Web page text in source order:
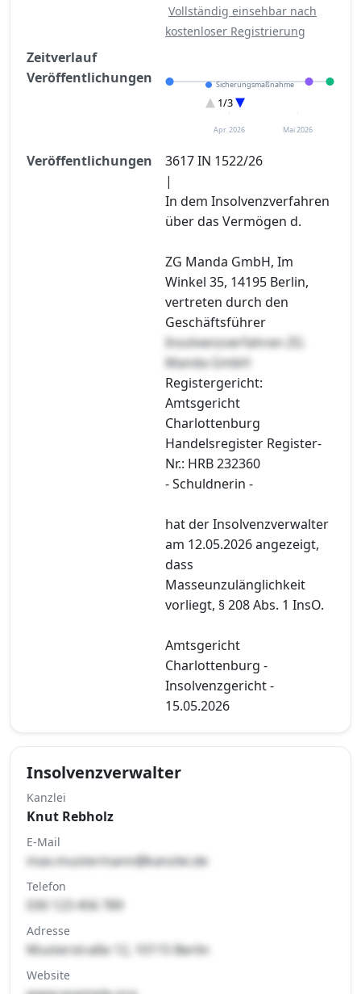
Vollständig einsehbar nach
kostenloser Registrierung
Zeitverlauf
Veröffentlichungen
Sicherungsmaßnahme
Eröffnung
Sonstiges
1/3
Apr. 2026 Mai 2026
Veröffentlichungen
3617 IN 1522/26
|
In dem Insolvenzverfahren
über das Vermögen d.
ZG Manda GmbH, Im
Winkel 35, 14195 Berlin,
vertreten durch den
Geschäftsführer
Insolvenzverfahren ZG
Manda GmbH
Registergericht:
Amtsgericht
Charlottenburg
Handelsregister Register-
Nr.: HRB 232360
- Schuldnerin -
hat der Insolvenzverwalter
am 12.05.2026 angezeigt,
dass
Masseunzulänglichkeit
vorliegt, § 208 Abs. 1 InsO.
Amtsgericht
Charlottenburg -
Insolvenzgericht -
15.05.2026
Insolvenzverwalter
Kanzlei
Knut Rebholz
E-Mail
max.mustermann@kanzlei.de
Telefon
030 123 456 789
Adresse
Musterstraße 12, 10115 Berlin
Website